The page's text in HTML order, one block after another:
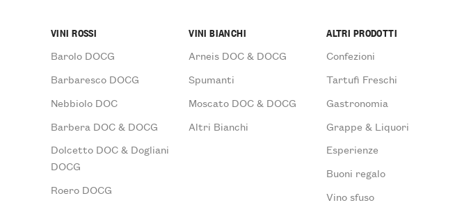
VINI ROSSI
Barolo DOCG
Barbaresco DOCG
Nebbiolo DOC
Barbera DOC & DOCG
Dolcetto DOC & Dogliani
DOCG
Roero DOCG
VINI BIANCHI
Arneis DOC & DOCG
Spumanti
Moscato DOC & DOCG
Altri Bianchi
ALTRI PRODOTTI
Confezioni
Tartufi Freschi
Gastronomia
Grappe & Liquori
Esperienze
Buoni regalo
Vino sfuso